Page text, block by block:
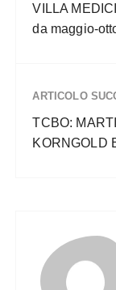
VILLA
da maggio-
ARTICOLO
TCBO:
KORNGOLD